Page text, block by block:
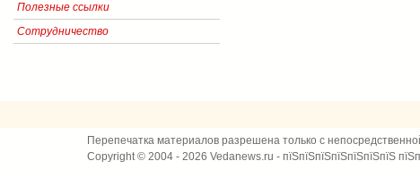
Полезные ссылки
Сотрудничество
Перепечатка материалов разрешена только с
Copyright © 2004 - 2026 Vedanews.ru - пїЅпїЅпїЅпїЅпїЅпїЅпїЅ